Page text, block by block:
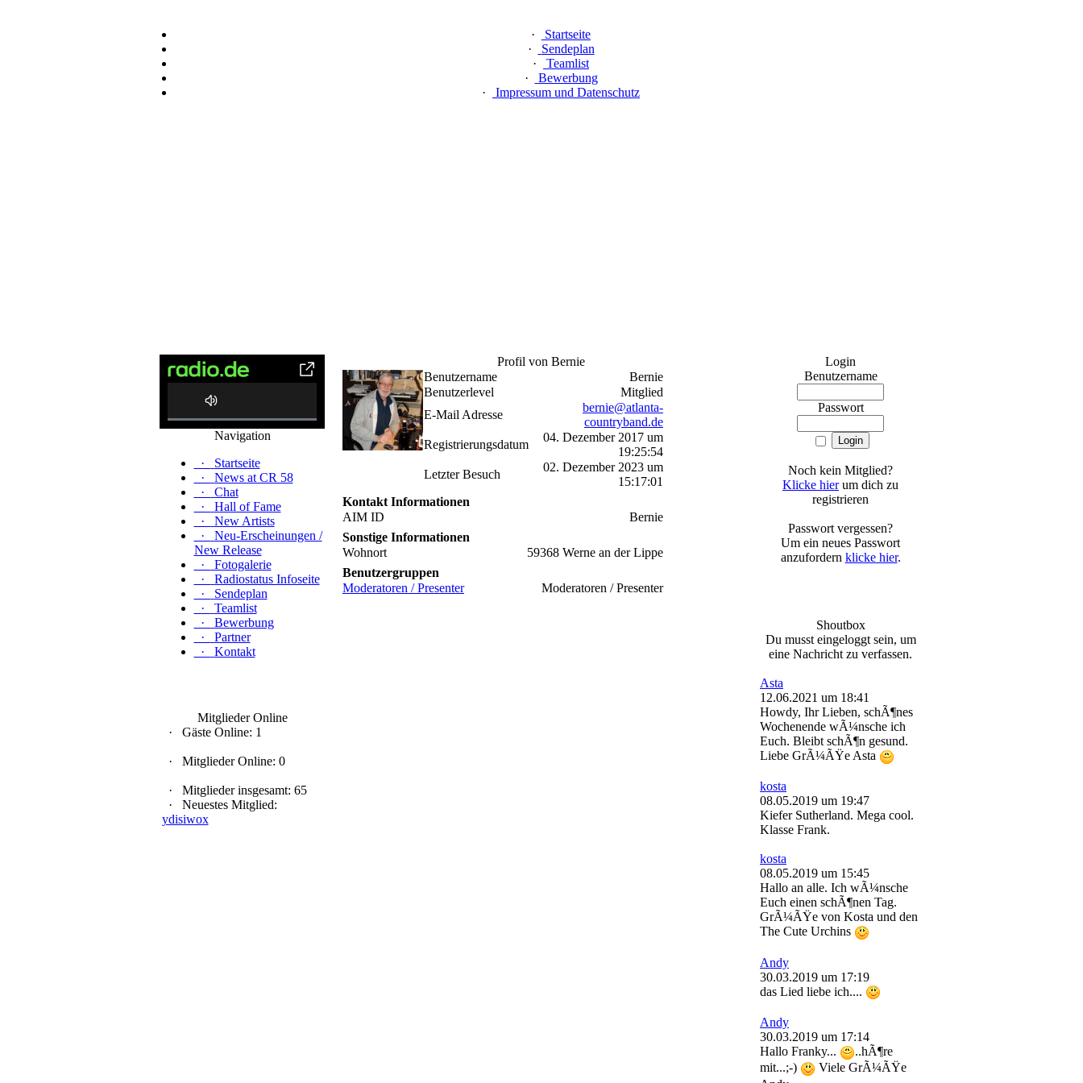
·
Startseite
·
Sendeplan
·
Teamlist
·
Bewerbung
·
Impressum und Datenschutz
0%
Complete
Navigation
·
Startseite
·
News at CR 58
·
Chat
·
Hall of Fame
·
New Artists
·
Neu-Erscheinungen /
New Release
·
Fotogalerie
·
Radiostatus Infoseite
·
Sendeplan
·
Teamlist
·
Bewerbung
·
Partner
·
Kontakt
Mitglieder Online
·
Gäste Online: 1
· Mitglieder Online: 0
·
Mitglieder insgesamt: 65
·
Neuestes Mitglied:
ydisiwox
Profil von Bernie
Benutzername
Bernie
Benutzerlevel
Mitglied
E-Mail Adresse
bernie@atlanta-
countryband.de
Registrierungsdatum
04. Dezember 2017 um
19:25:54
Letzter Besuch
02. Dezember 2023 um
15:17:01
Kontakt Informationen
AIM ID
Bernie
Sonstige Informationen
Wohnort
59368 Werne an der Lippe
Benutzergruppen
Moderatoren / Presenter
Moderatoren / Presenter
Login
Benutzername
Passwort
Noch kein Mitglied?
Klicke hierum dich zu
registrieren
Passwort vergessen?
Um ein neues Passwort
anzufordern klicke hier.
Shoutbox
Du musst eingeloggt sein, um
eine Nachricht zu verfassen.
Asta
12.06.2021 um 18:41
Howdy, Ihr Lieben, schÃ¶nes
Wochenende wÃ¼nsche ich
Euch. Bleibt schÃ¶n gesund.
Liebe GrÃ¼ÃŸe Asta
kosta
08.05.2019 um 19:47
Kiefer Sutherland. Mega cool.
Klasse Frank.
kosta
08.05.2019 um 15:45
Hallo an alle. Ich wÃ¼nsche
Euch einen schÃ¶nen Tag.
GrÃ¼ÃŸe von Kosta und den
The Cute Urchins
Andy
30.03.2019 um 17:19
das Lied liebe ich....
Andy
30.03.2019 um 17:14
Hallo Franky...
..hÃ¶re
mit...;-)
Viele GrÃ¼ÃŸe